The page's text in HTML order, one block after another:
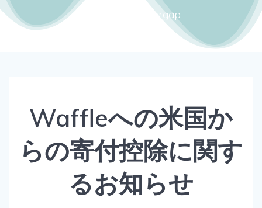
Close the gendergap
Waffleへの米国か
らの寄付控除に関す
るお知らせ